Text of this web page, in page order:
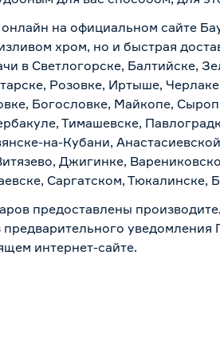
на официальном сайте
хром, но и быстрая
в Светлогорске, Балтийске,
Розовке, Иртыше,
Богословке, Майкопе,
Тимашевске,
на-Кубани,
Джигинке,
Саргатском, Тюкалинске,
предоставлены
интернет-сайте.